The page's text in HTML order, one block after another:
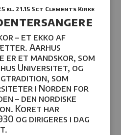
kl. 21.15 Sct Clements Kirke
– et ekko af
Aarhus
er et mandskor, som
Universitet, og
som
i Norden for
– den nordiske
Koret har
og dirigeres i dag